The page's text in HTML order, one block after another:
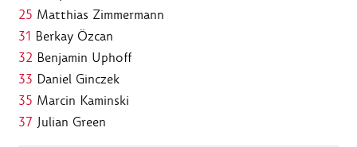
25 Matthias Zimmermann
31 Berkay Özcan
32 Benjamin Uphoff
33 Daniel Ginczek
35 Marcin Kaminski
37 Julian Green